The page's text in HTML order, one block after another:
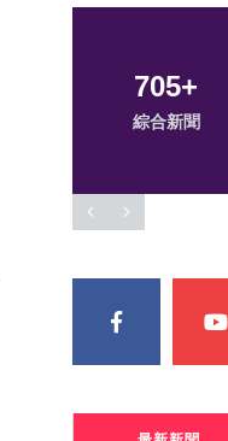
705+
綜合新聞
114+
專欄